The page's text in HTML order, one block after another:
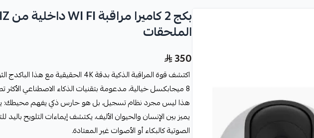
الملحقات
350
8 ميجابكسل خيالية، مدعومة بتقنيات الذكاء الاصطناعي الأكثر تطوراً في السوق.
هذا ليس مجرد نظام تسجيل، بل هو حارس ذكي يفهم محيطك:
يميز بين الإنسان والحيوان الأليف، يكتشف إيماءات التلويح
الصوتية كالبكاء أو الأصوات غير المعتادة.